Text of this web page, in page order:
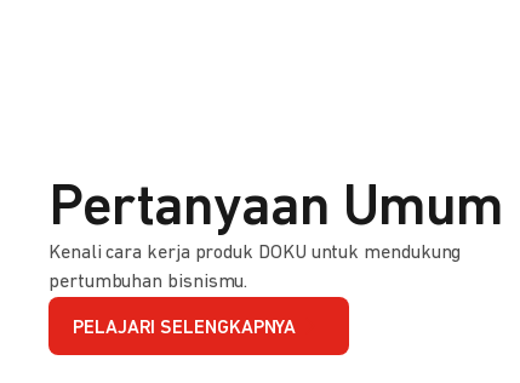
Pertanyaan Umum
Kenali cara kerja produk DOKU untuk mendukung
pertumbuhan bisnismu.
PELAJARI SELENGKAPNYA